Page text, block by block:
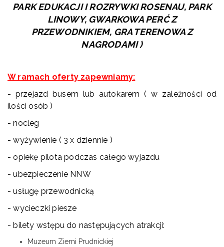
PARK EDUKACJI I ROZRYWKI ROSENAU, PARK
LINOWY, GWARKOWA PERĆ Z
PRZEWODNIKIEM, GRA TERENOWA Z
NAGRODAMI )
W ramach oferty zapewniamy:
- przejazd busem lub autokarem ( w zależności od
ilości osób )
- nocleg
- wyżywienie ( 3 x dziennie )
- opiekę pilota podczas całego wyjazdu
- ubezpieczenie NNW
- usługę przewodnicką
- wycieczki piesze
- bilety wstępu do następujących atrakcji:
Muzeum Ziemi Prudnickiej